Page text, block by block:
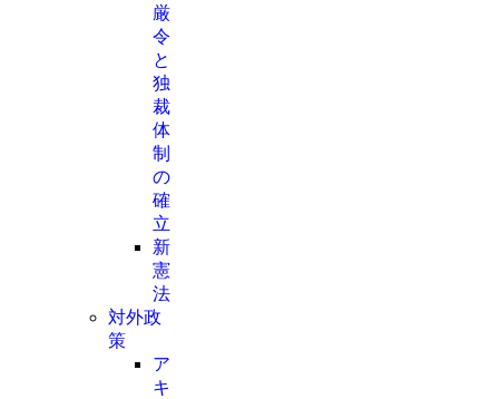
厳
令
と
独
裁
体
制
の
確
立
新
憲
法
対外政
策
ア
キ